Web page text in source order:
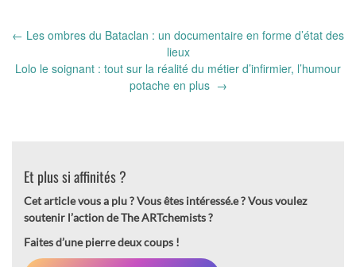
Post
← Les ombres du Bataclan : un documentaire en forme d’état des
lieux
Lolo le soignant : tout sur la réalité du métier d’infirmier, l’humour
potache en plus →
Et plus si affinités ?
Cet article vous a plu ? Vous êtes intéressé.e ?Vous voulez
soutenir l’action de The ARTchemists ?
Faites d’une pierre deux coups !